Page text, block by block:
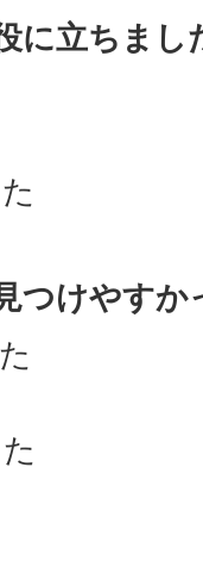
に立ちまし
つけやすか